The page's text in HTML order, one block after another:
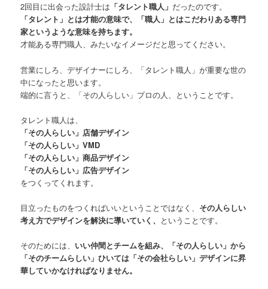
2回目に出会った設計士は 「タレント職人」 だったのです。
「タレント」とは才能の意味で、「職人」とはこだわりある専門
家というような意味を持ちます。
才能ある専門職人、みたいなイメージだと思ってください。
営業にしろ、デザイナーにしろ、「タレント職人」が重要な世の
中になったと思います。
端的に言うと、「その人らしい」プロの人、ということです。
タレント職人は、
「その人らしい」店舗デザイン
「その人らしい」VMD
「その人らしい」商品デザイン
「その人らしい」広告デザイン
をつくってくれます。
目立ったものをつくればいいということではなく、 その人らしい
考え方でデザインを解決に導いていく、 ということです。
そのためには、 いい仲間とチームを組み、「その人らしい」から
「そのチームらしい」ひいては「その会社らしい」デザインに昇
華していかなければなりません。